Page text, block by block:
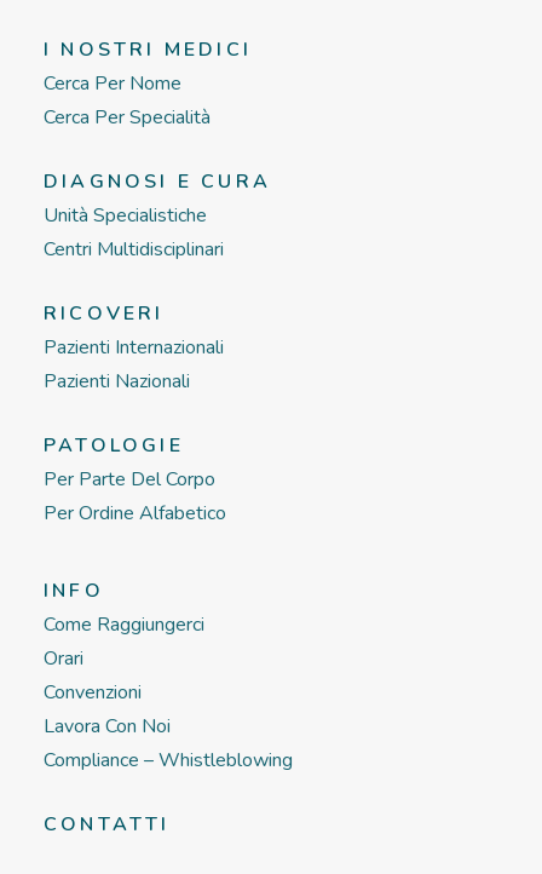
I NOSTRI MEDICI
Cerca Per Nome
Cerca Per Specialità
DIAGNOSI E CURA
Unità Specialistiche
Centri Multidisciplinari
RICOVERI
Pazienti Internazionali
Pazienti Nazionali
PATOLOGIE
Per Parte Del Corpo
Per Ordine Alfabetico
INFO
Come Raggiungerci
Orari
Convenzioni
Lavora Con Noi
Compliance – Whistleblowing
CONTATTI